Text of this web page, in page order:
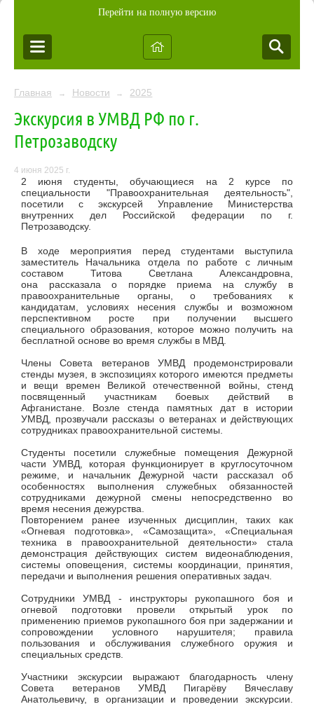
Перейти на полную версию
Главная → Новости → 2025
Экскурсия в УМВД РФ по г.
Петрозаводску
4 июня 2025 г.
2 июня студенты, обучающиеся на 2 курсе по
специальности "Правоохранительная деятельность",
посетили с экскурсей Управление Министерства
внутренних дел Российской федерации по г.
Петрозаводску.
В ходе мероприятия перед студентами выступила
заместитель Начальника отдела по работе с личным
составом Титова Светлана Александровна,
она рассказала о порядке приема на службу в
правоохранительные органы, о требованиях к
кандидатам, условиях несения службы и возможном
перспективном росте при получении высшего
специального образования, которое можно получить на
бесплатной основе во время службы в МВД.
Члены Совета ветеранов УМВД продемонстрировали
стенды музея, в экспозициях которого имеются предметы
и вещи времен Великой отечественной войны, стенд
посвященный участникам боевых действий в
Афганистане. Возле стенда памятных дат в истории
УМВД, прозвучали рассказы о ветеранах и действующих
сотрудниках правоохранительной системы.
Студенты посетили служебные помещения Дежурной
части УМВД, которая функционирует в круглосуточном
режиме, и начальник Дежурной части рассказал об
особенностях выполнения служебных обязанностей
сотрудниками дежурной смены непосредственно во
время несения дежурства.
Повторением ранее изученных дисциплин, таких как
«Огневая подготовка», «Самозащита», «Специальная
техника в правоохранительной деятельности» стала
демонстрация действующих систем видеонаблюдения,
системы оповещения, системы координации, принятия,
передачи и выполнения решения оперативных задач.
Сотрудники УМВД - инструкторы рукопашного боя и
огневой подготовки провели открытый урок по
применению приемов рукопашного боя при задержании и
сопровождении условного нарушителя; правила
пользования и обслуживания служебного оружия и
специальных средств.
Участники экскурсии выражают благодарность члену
Совета ветеранов УМВД Пигарёву Вячеславу
Анатольевичу, в организации и проведении экскурсии.